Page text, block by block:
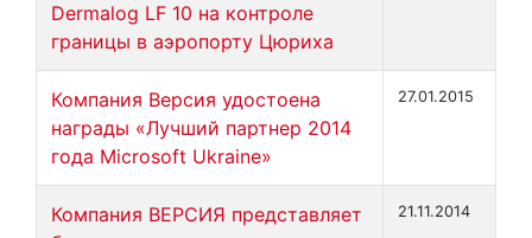
Dermalog LF 10 на контроле
границы в аэропорту Цюриха
Компания Версия удостоена
награды «Лучший партнер 2014
года Microsoft Ukraine»
27.01.2015
Компания ВЕРСИЯ представляет
21.11.2014